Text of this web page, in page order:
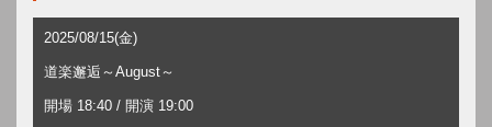
2025/08/15(金)
道楽邂逅～August～
開場 18:40 / 開演 19:00